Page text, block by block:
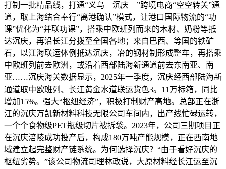
打制一批精品线，打通“义乌—沉庆—”跨境电商“空空转关”通
道，取上海结合奉行“离港确认”模式，让港口国际物流的“功
课”优化为“并联功课”，搭乘中欧班列而来的木材、奶粉等抵
达沉庆，再沿长江分拨至全国各地；来自巴西、等国的铁矿
石，以江海联运体例抵达沉庆，冶的钢材制形成整车，再搭乘
中欧班列前去欧洲，或沿着西部陆海新通道前去东南亚、南
亚……沉庆海关数据显示，2025年一季度，沉庆经西部陆海新
通道取中欧班列、长江黄金水道联运货色3。11万标箱，同比
增加15%。强大“枢纽经济”，积极打制财产高地。总部正在浙
江的沉庆万凯新材料科技无限公司车间内，出产线忙碌运转，
一个个食物级PET瓶级切片被拆袋。2023年，公司三期项目正
在沉庆涪陵成功投产后，构成180万吨产能规模，正在西南地
域建立起完整财产链系统。为何选择沉庆？“由于看好沉庆的
枢纽劣势。”该公司物流司理林政说，大原材料经长江运至沉